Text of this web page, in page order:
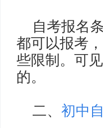
自考报名
都可以报考
些限制。可
的。
二、 初中